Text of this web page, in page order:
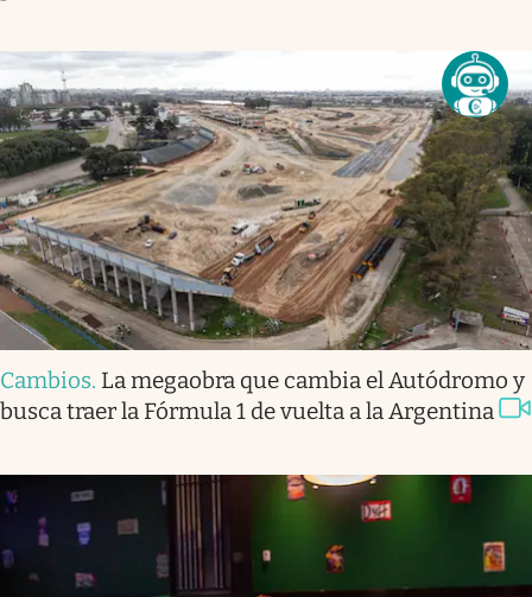
Cambios. La megaobra que cambia el Autódromo y
busca traer la Fórmula 1 de vuelta a la Argentina